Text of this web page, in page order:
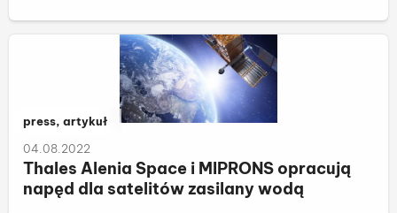
Należy do kategorii:
press, artykuł
04.08.2022
Thales Alenia Space i MIPRONS opracują
napęd dla satelitów zasilany wodą